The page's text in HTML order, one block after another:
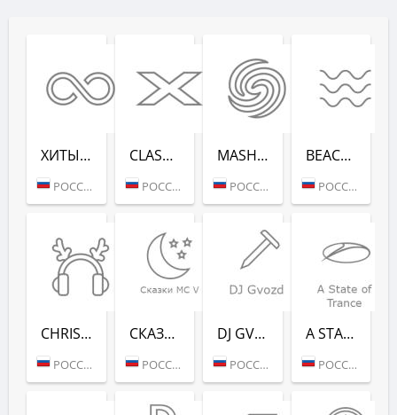
ХИТЫ ВСЕХ ВРЕ­МЕН (RADIO RECORD)
РОССИЯ (МОСКВА)
CLASSIX (RADIO RECORD)
РОССИЯ (МОСКВА)
MASHUP (РАДИО РЕКОРД)
РОССИЯ (МОСКВА)
BEACH PARTY (РАДИО РЕКОРД)
РОССИЯ (САНКТ-ПЕТЕРБУРГ)
CHRISTMAS CHILL (РАДИО РЕКОРД)
РОССИЯ (МОСКВА)
СКАЗ­КИ MC V (РАДИО РЕКОРД)
РОССИЯ (МОСКВА)
DJ GVOZD - RADIO RECORD
РОССИЯ (МОСКВА)
A STATE OF TRANCE - RADIO RECORD
РОССИЯ (МОСКВА)